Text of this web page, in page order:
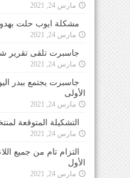
مارس 24, 2021
مشكلة ايوب حلت
مارس 24, 2021
جاسبرت تلقى تقرير
مارس 24, 2021
جاسبرت يجتمع ببدر
الأولى
مارس 24, 2021
التشكيلة المتوقعة
مارس 24, 2021
التزام تام من جميع
الأول
مارس 24, 2021